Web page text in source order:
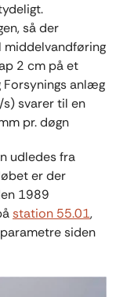
så der
middelvandføring
2 cm på et
Forsynings anlæg
svarer til en
pr. døgn
udledes fra
er der
1989
station 55.01,
siden